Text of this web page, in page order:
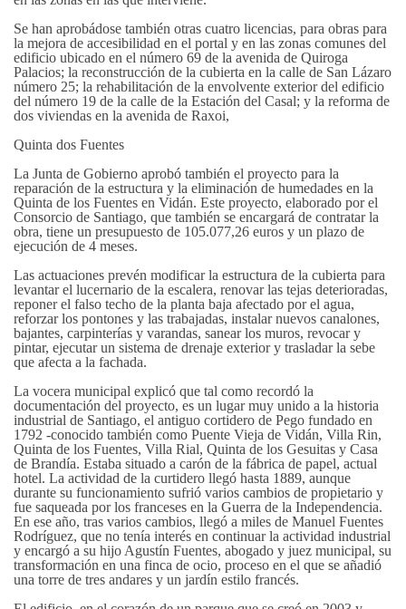
Se han aprobádose también otras cuatro licencias, para obras para
la mejora de accesibilidad en el portal y en las zonas comunes del
edificio ubicado en el número 69 de la avenida de Quiroga
Palacios; la reconstrucción de la cubierta en la calle de San Lázaro
número 25; la rehabilitación de la envolvente exterior del edificio
del número 19 de la calle de la Estación del Casal; y la reforma de
dos viviendas en la avenida de Raxoi,
Quinta dos Fuentes
La Junta de Gobierno aprobó también el proyecto para la
reparación de la estructura y la eliminación de humedades en la
Quinta de los Fuentes en Vidán. Este proyecto, elaborado por el
Consorcio de Santiago, que también se encargará de contratar la
obra, tiene un presupuesto de 105.077,26 euros y un plazo de
ejecución de 4 meses.
Las actuaciones prevén modificar la estructura de la cubierta para
levantar el lucernario de la escalera, renovar las tejas deterioradas,
reponer el falso techo de la planta baja afectado por el agua,
reforzar los pontones y las trabajadas, instalar nuevos canalones,
bajantes, carpinterías y varandas, sanear los muros, revocar y
pintar, ejecutar un sistema de drenaje exterior y trasladar la sebe
que afecta a la fachada.
La vocera municipal explicó que tal como recordó la
documentación del proyecto, es un lugar muy unido a la historia
industrial de Santiago, el antiguo cortidero de Pego fundado en
1792 -conocido también como Puente Vieja de Vidán, Villa Rin,
Quinta de los Fuentes, Villa Rial, Quinta de los Gesuitas y Casa
de Brandía. Estaba situado a carón de la fábrica de papel, actual
hotel. La actividad de la curtidero llegó hasta 1889, aunque
durante su funcionamiento sufrió varios cambios de propietario y
fue saqueada por los franceses en la Guerra de la Independencia.
En ese año, tras varios cambios, llegó a miles de Manuel Fuentes
Rodríguez, que no tenía interés en continuar la actividad industrial
y encargó a su hijo Agustín Fuentes, abogado y juez municipal, su
transformación en una finca de ocio, proceso en el que se añadió
una torre de tres andares y un jardín estilo francés.